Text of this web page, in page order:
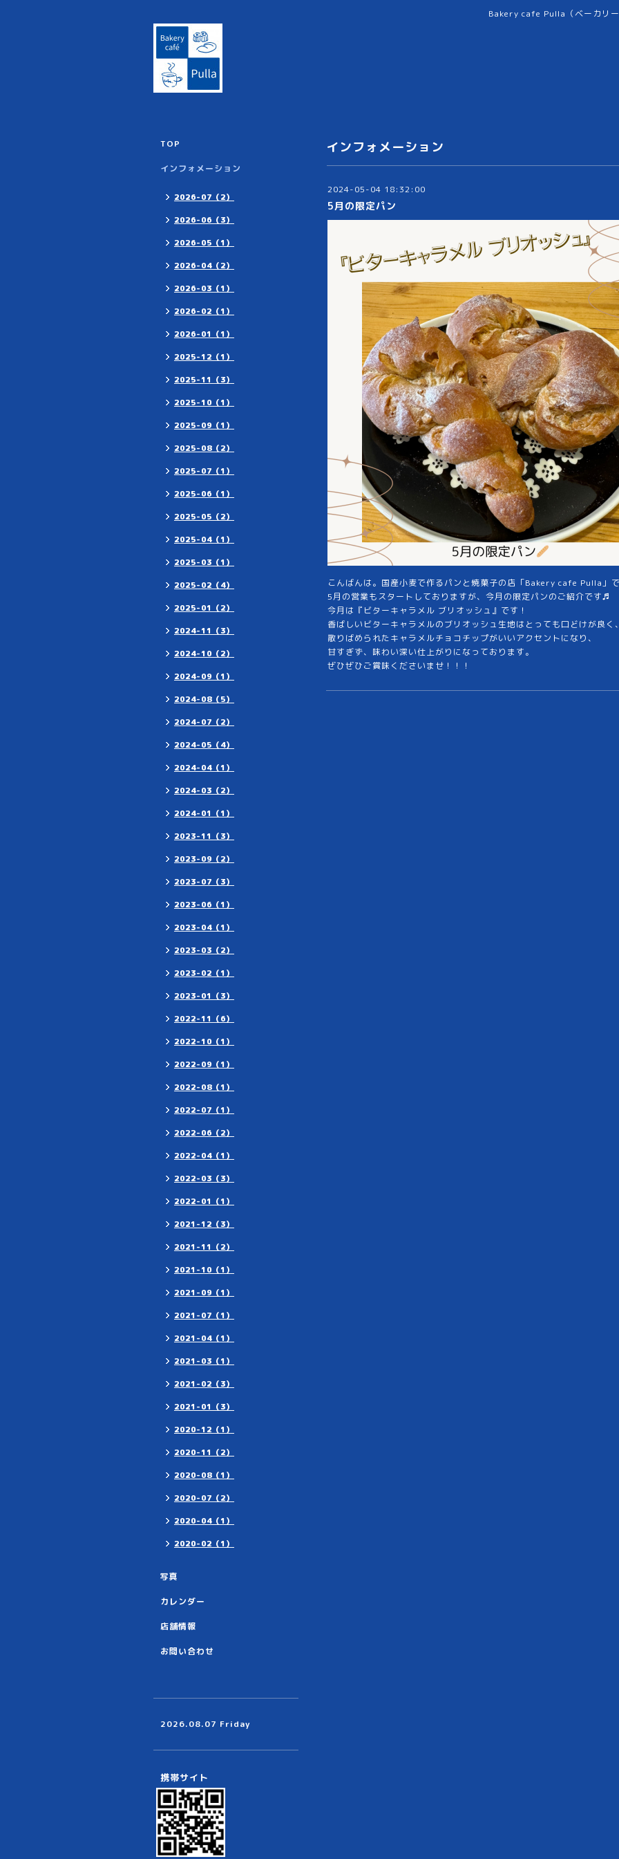
Bakery cafe Pulla（ベーカリ
インフォメーション
2024-05-04 18:32:00
5月の限定パン
こんばんは。国産小麦で作るパンと焼菓子の店「Bakery cafe Pulla」
5月の営業もスタートしておりますが、今月の限定パンのご紹介です♬
今月は『ビターキャラメル ブリオッシュ』です！
香ばしいビターキャラメルのブリオッシュ生地はとっても口どけが良く
散りばめられたキャラメルチョコチップがいいアクセントになり、
甘すぎず、味わい深い仕上がりになっております。
ぜひぜひご賞味くださいませ！！！
TOP
インフォメーション
2026-07（2）
2026-06（3）
2026-05（1）
2026-04（2）
2026-03（1）
2026-02（1）
2026-01（1）
2025-12（1）
2025-11（3）
2025-10（1）
2025-09（1）
2025-08（2）
2025-07（1）
2025-06（1）
2025-05（2）
2025-04（1）
2025-03（1）
2025-02（4）
2025-01（2）
2024-11（3）
2024-10（2）
2024-09（1）
2024-08（5）
2024-07（2）
2024-05（4）
2024-04（1）
2024-03（2）
2024-01（1）
2023-11（3）
2023-09（2）
2023-07（3）
2023-06（1）
2023-04（1）
2023-03（2）
2023-02（1）
2023-01（3）
2022-11（6）
2022-10（1）
2022-09（1）
2022-08（1）
2022-07（1）
2022-06（2）
2022-04（1）
2022-03（3）
2022-01（1）
2021-12（3）
2021-11（2）
2021-10（1）
2021-09（1）
2021-07（1）
2021-04（1）
2021-03（1）
2021-02（3）
2021-01（3）
2020-12（1）
2020-11（2）
2020-08（1）
2020-07（2）
2020-04（1）
2020-02（1）
写真
カレンダー
店舗情報
お問い合わせ
2026.08.07 Friday
携帯サイト